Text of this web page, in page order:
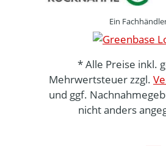
Ein
* Alle Preise inkl.
Mehrwertsteuer zzgl.
und ggf.
nicht anders